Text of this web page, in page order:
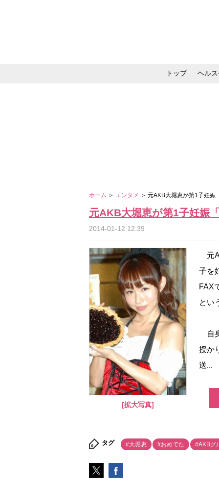
トップ ヘル
ホーム ＞ エンタメ ＞ 元AKB大堀恵が第1子妊娠
元AKB大堀恵が第1子妊娠
2014-01-12 12:39
[拡大写真]
元
子を
FAX
とい
自
授か
送...
タグ #大堀恵 #おめでた #AKBグ